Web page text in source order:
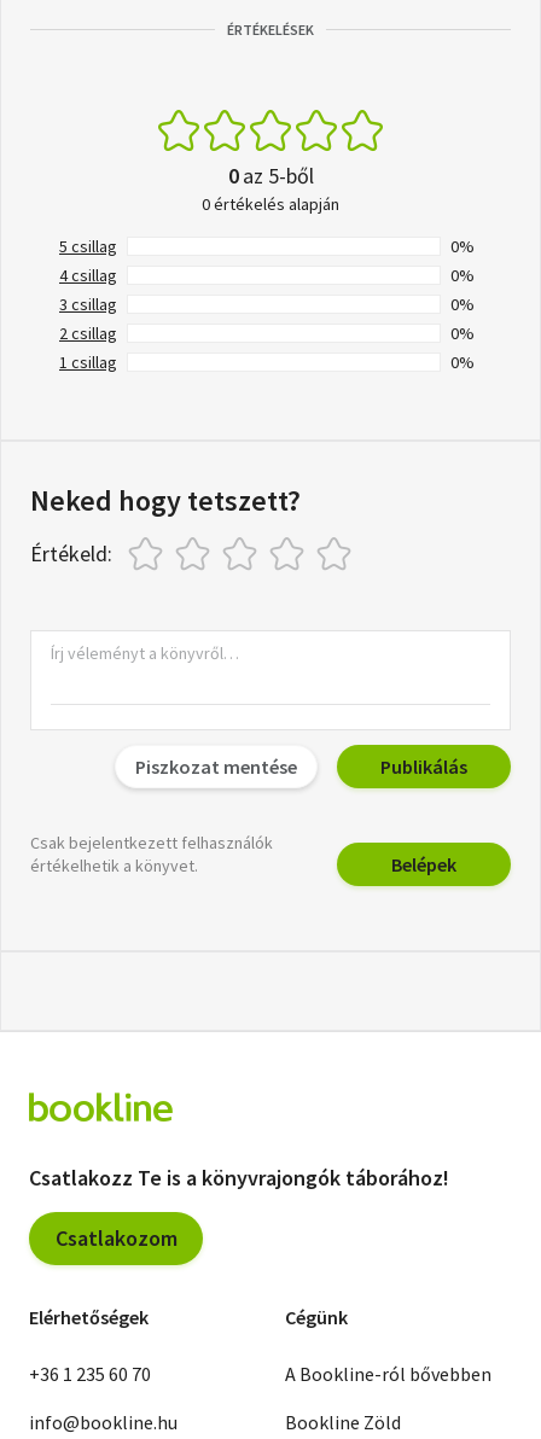
ÉRTÉKELÉSEK
0az 5-ből
0 értékelés alapján
5 csillag
0%
4 csillag
0%
3 csillag
0%
2 csillag
0%
1 csillag
0%
Neked hogy tetszett?
Értékeld:
Piszkozat mentése Publikálás
Csak bejelentkezett felhasználók
értékelhetik a könyvet.
Belépek
Csatlakozz Te is a könyvrajongók táborához!
Csatlakozom
Elérhetőségek
+36 1 235 60 70
info@bookline.hu
Cégünk
A Bookline-ról bővebben
Bookline Zöld